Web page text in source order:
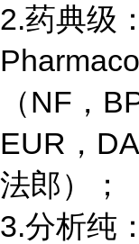
2.药典级
（NF，
EUR，
法郎）；
3.分析纯